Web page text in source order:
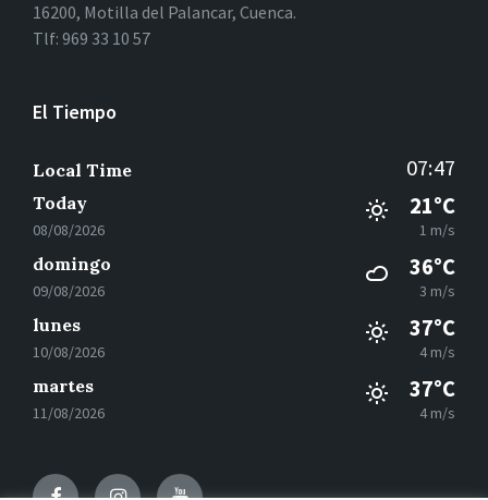
16200, Motilla del Palancar, Cuenca.
Tlf: 969 33 10 57
El Tiempo
Local Time 07:47
Today
08/08/2026
21°C
1 m/s
domingo
09/08/2026
36°C
3 m/s
lunes
10/08/2026
37°C
4 m/s
martes
11/08/2026
37°C
4 m/s